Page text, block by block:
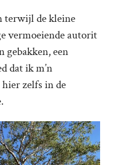
terwijl de kleine
vermoeiende autorit
gebakken, een
dat ik m’n
zelfs in de